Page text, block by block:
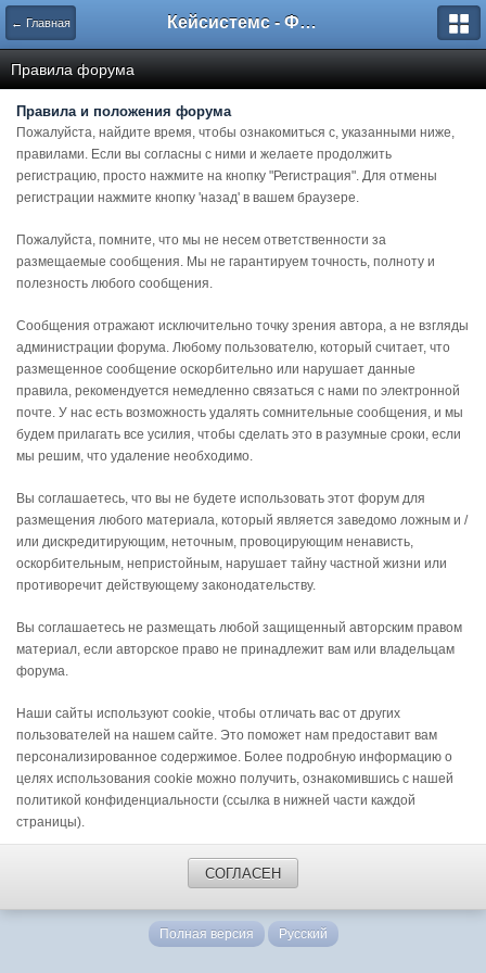
← Главная Кейсистемс - Форумы
Правила форума
Правила и положения форума
Пожалуйста, найдите время, чтобы ознакомиться с, указанными ниже,
правилами. Если вы согласны с ними и желаете продолжить
регистрацию, просто нажмите на кнопку "Регистрация". Для отмены
регистрации нажмите кнопку 'назад' в вашем браузере.
Пожалуйста, помните, что мы не несем ответственности за
размещаемые сообщения. Мы не гарантируем точность, полноту и
полезность любого сообщения.
Сообщения отражают исключительно точку зрения автора, а не взгляды
администрации форума. Любому пользователю, который считает, что
размещенное сообщение оскорбительно или нарушает данные
правила, рекомендуется немедленно связаться с нами по электронной
почте. У нас есть возможность удалять сомнительные сообщения, и мы
будем прилагать все усилия, чтобы сделать это в разумные сроки, если
мы решим, что удаление необходимо.
Вы соглашаетесь, что вы не будете использовать этот форум для
размещения любого материала, который является заведомо ложным и /
или дискредитирующим, неточным, провоцирующим ненависть,
оскорбительным, непристойным, нарушает тайну частной жизни или
противоречит действующему законодательству.
Вы соглашаетесь не размещать любой защищенный авторским правом
материал, если авторское право не принадлежит вам или владельцам
форума.
Наши сайты используют cookie, чтобы отличать вас от других
пользователей на нашем сайте. Это поможет нам предоставит вам
персонализированное содержимое. Более подробную информацию о
целях использования cookie можно получить, ознакомившись с нашей
политикой конфиденциальности (ссылка в нижней части каждой
страницы).
СОГЛАСЕН
Полная версия Русский